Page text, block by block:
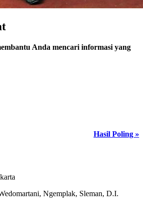
Anda mencari informasi yang
Hasil Poling »
Ngemplak, Sleman, D.I.